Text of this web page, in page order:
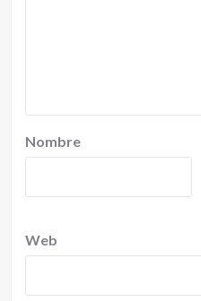
Nombre
Web